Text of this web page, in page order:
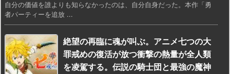
自分の価値を誰よりも知らなかったのは、自分自身だった。本作「勇
者パーティーを追放 ...
絶望の再臨に魂が叫ぶ。アニメ七つの大
罪戒めの復活が放つ衝撃の熱量が全人類
を凌駕する。伝説の騎士団と最強の魔神